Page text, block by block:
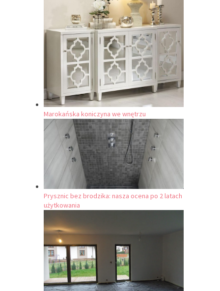
Marokańska koniczyna we wnętrzu
Prysznic bez brodzika: nasza ocena po 2 latach
użytkowania